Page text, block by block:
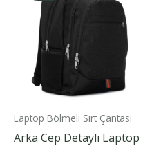
Laptop Bölmeli Sırt Çantası
Arka Cep Detaylı Laptop